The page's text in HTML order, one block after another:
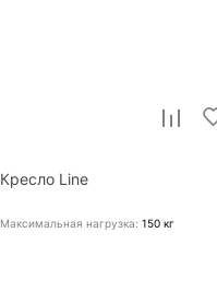
Кресло Line
Максимальная нагрузка: 150 кг